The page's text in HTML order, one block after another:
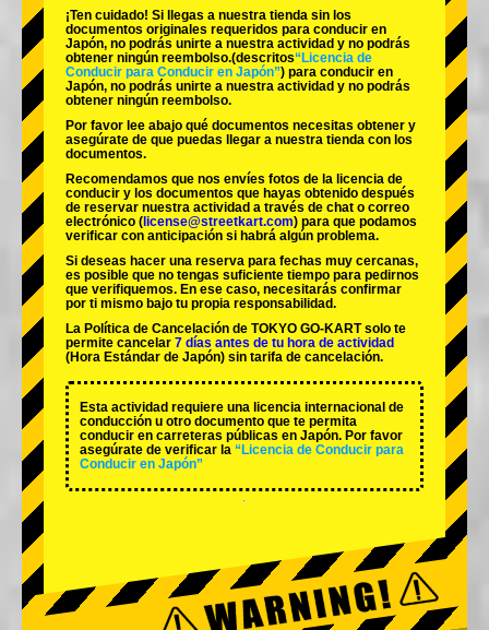
¡Ten cuidado! Si llegas a nuestra tienda sin los
documentos originales requeridos para conducir en
Japón, no podrás unirte a nuestra actividad y no podrás
obtener ningún reembolso.(descritos“Licencia de
Conducir para Conducir en Japón”) para conducir en
Japón, no podrás unirte a nuestra actividad y no podrás
obtener ningún reembolso.
Por favor lee abajo qué documentos necesitas obtener y
asegúrate de que puedas llegar a nuestra tienda con los
documentos.
Recomendamos que nos envíes fotos de la licencia de
conducir y los documentos que hayas obtenido después
de reservar nuestra actividad a través de chat o correo
electrónico ( license@streetkart.com) para que podamos
verificar con anticipación si habrá algún problema.
Si deseas hacer una reserva para fechas muy cercanas,
es posible que no tengas suficiente tiempo para pedirnos
que verifiquemos. En ese caso, necesitarás confirmar
por ti mismo bajo tu propia responsabilidad.
La Política de Cancelación de TOKYO GO-KART solo te
permite cancelar 7 días antes de tu hora de actividad
(Hora Estándar de Japón) sin tarifa de cancelación.
Esta actividad requiere una licencia internacional de
conducción u otro documento que te permita
conducir en carreteras públicas en Japón. Por favor
asegúrate de verificar la “Licencia de Conducir para
Conducir en Japón”